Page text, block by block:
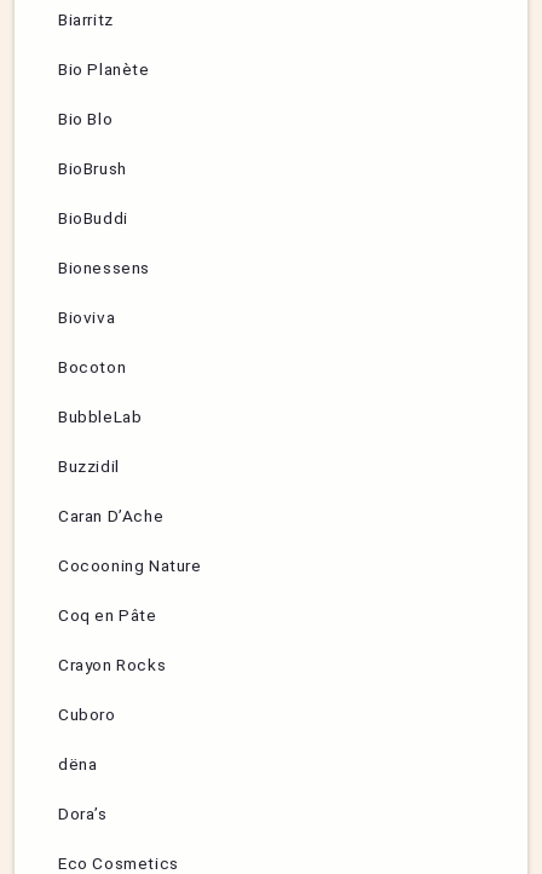
Biarritz
Bio Planète
Bio Blo
BioBrush
BioBuddi
Bionessens
Bioviva
Bocoton
BubbleLab
Buzzidil
Caran D’Ache
Cocooning Nature
Coq en Pâte
Crayon Rocks
Cuboro
dëna
Dora’s
Eco Cosmetics